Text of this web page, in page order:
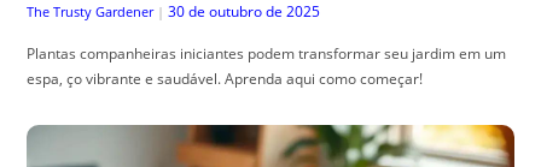
The Trusty Gardener | 30 de outubro de 2025
Plantas companheiras iniciantes podem transformar seu jardim em um
espa, ço vibrante e saudável. Aprenda aqui como começar!